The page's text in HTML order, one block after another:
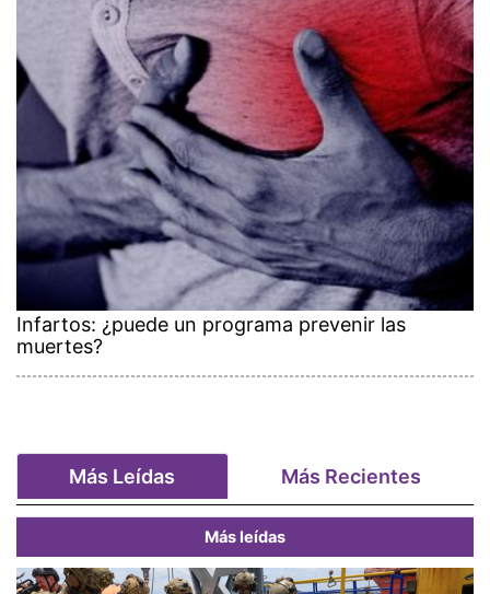
Infartos: ¿puede un programa prevenir las
muertes?
Más Leídas Más Recientes
Más leídas